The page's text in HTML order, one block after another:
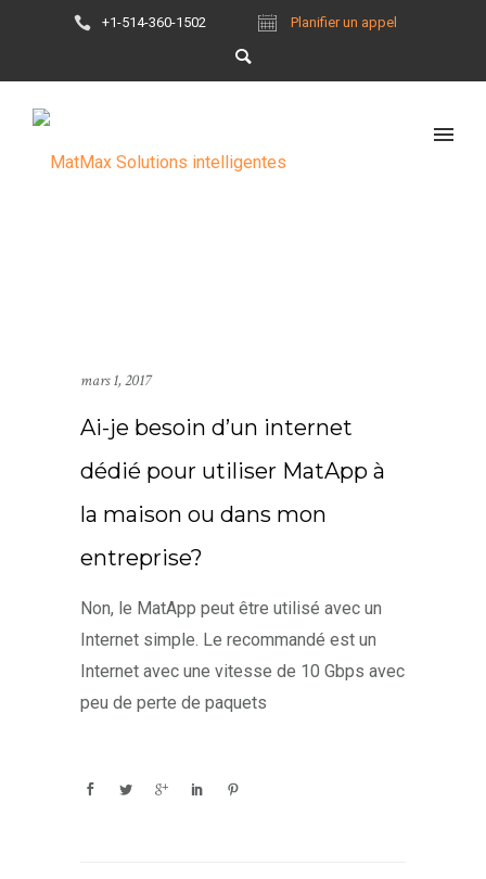
+1-514-360-1502 Planifier un appel
mars 1, 2017
Ai-je besoin d’un internet
dédié pour utiliser MatApp à
la maison ou dans mon
entreprise?
Non, le MatApp peut être utilisé avec un
Internet simple. Le recommandé est un
Internet avec une vitesse de 10 Gbps avec
peu de perte de paquets